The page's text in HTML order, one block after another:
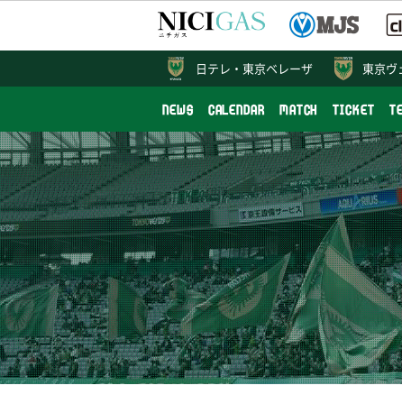
東京ヴ
NEWS CALENDAR MATCH TICKET
日テレ・ 東京ベレーザ